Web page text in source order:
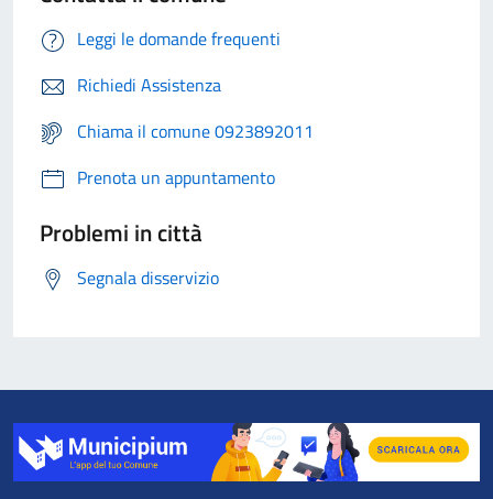
Leggi le domande frequenti
Richiedi Assistenza
Chiama il comune 0923892011
Prenota un appuntamento
Problemi in città
Segnala disservizio